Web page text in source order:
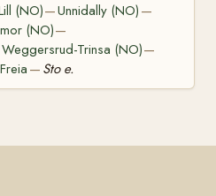
(NO)—Unnidally (NO) —
(NO)—
Weggersrud-Trinsa (NO)—
Freia — Sto e.